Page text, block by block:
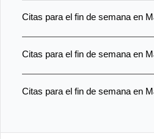
Citas para el fin de semana en
Citas para el fin de semana en
Citas para el fin de semana en